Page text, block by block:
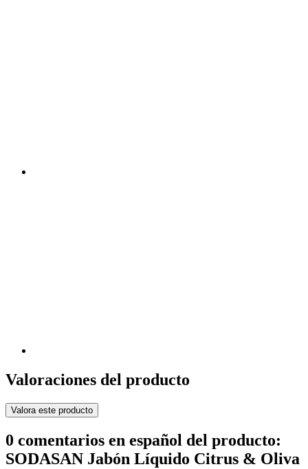
Valoraciones del producto
Valora este producto
0 comentarios en español del producto:
SODASAN Jabón Líquido Citrus & Oliva